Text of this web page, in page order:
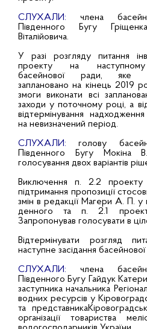
СЛУХАЛИ: члена
Південного Бугу
Віталійовича.
У разі розгляду питання
проекту на наступному
басейнової ради, яке
заплановано на кінець 2019
змоги виконати всі
заходи у поточному році, а
відтермінування
на невизначений період.
СЛУХАЛИ: голову
Південного Бугу
голосування двох варіантів
Виключення п. 2.2 проекту
підтримання пропозиції
змін в редакції Магери А. П.
денного та п. 2.1
Запропонував голосувати в
Відтермінувати розгляд
наступне засідання
СЛУХАЛИ: члена
Південного Бугу Гайдук
заступника начальника
водних ресурсів у
та
організації товариства